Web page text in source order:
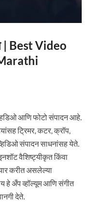
| Best Video
आणि फोटो संपादन आहे.
ट्रिमर, कटर, क्रॉप,
संपादन साधनांसह येते.
वैशिष्ट्यीकृत किंवा
करीत असलेल्या
हे अँप व्हॉल्यूम आणि संगीत
देते.